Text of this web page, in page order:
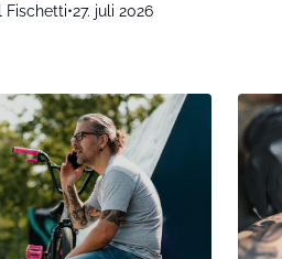
Fischetti•27. juli 2026